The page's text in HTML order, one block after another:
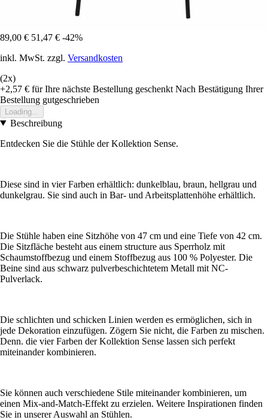
89,00 € 51,47 € -42%
inkl. MwSt. zzgl. Versandkosten
(2x)
+2,57 € für Ihre nächste Bestellung geschenkt Nach Bestätigung Ihrer
Bestellung gutgeschrieben
Loading...
Beschreibung
Entdecken Sie die Stühle der Kollektion Sense.
Diese sind in vier Farben erhältlich: dunkelblau, braun, hellgrau und
dunkelgrau. Sie sind auch in Bar- und Arbeitsplattenhöhe erhältlich.
Die Stühle haben eine Sitzhöhe von 47 cm und eine Tiefe von 42 cm.
Die Sitzfläche besteht aus einem structure aus Sperrholz mit
Schaumstoffbezug und einem Stoffbezug aus 100 % Polyester. Die
Beine sind aus schwarz pulverbeschichtetem Metall mit NC-
Pulverlack.
Die schlichten und schicken Linien werden es ermöglichen, sich in
jede Dekoration einzufügen. Zögern Sie nicht, die Farben zu mischen.
Denn. die vier Farben der Kollektion Sense lassen sich perfekt
miteinander kombinieren.
Sie können auch verschiedene Stile miteinander kombinieren, um
einen Mix-and-Match-Effekt zu erzielen. Weitere Inspirationen finden
Sie in unserer Auswahl an Stühlen.